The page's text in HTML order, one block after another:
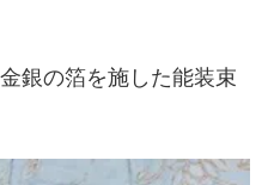
銀の箔を施した能装束